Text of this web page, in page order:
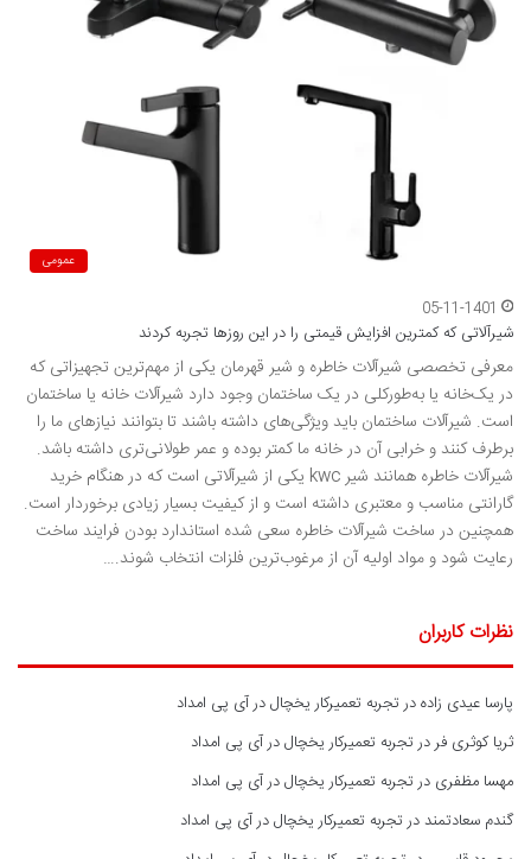
عمومی
05-11-1401
شیرآلاتی که کمترین افزایش قیمتی را در این روزها تجربه کردند
معرفی تخصصی شیرآلات خاطره و شیر قهرمان یکی از مهم‌ترین تجهیزاتی که
در یک‌خانه یا به‌طورکلی در یک ساختمان وجود دارد شیرآلات خانه یا ساختمان
است. شیرآلات ساختمان باید ویژگی‌های داشته باشند تا بتوانند نیازهای ما را
برطرف کنند و خرابی آن در خانه ما کمتر بوده و عمر طولانی‌تری داشته باشد.
شیرآلات خاطره همانند شیر kwc یکی از شیرآلاتی است که در هنگام خرید
گارانتی مناسب و معتبری داشته است و از کیفیت بسیار زیادی برخوردار است.
همچنین در ساخت شیرآلات خاطره سعی شده استاندارد بودن فرایند ساخت
رعایت شود و مواد اولیه آن از مرغوب‌ترین فلزات انتخاب شوند.…
نظرات کاربران
پارسا عیدی زادهدرتجربه تعمیرکار یخچال در آی پی امداد
ثریا کوثری فردرتجربه تعمیرکار یخچال در آی پی امداد
مهسا مظفری درتجربه تعمیرکار یخچال در آی پی امداد
گندم سعادتمنددرتجربه تعمیرکار یخچال در آی پی امداد